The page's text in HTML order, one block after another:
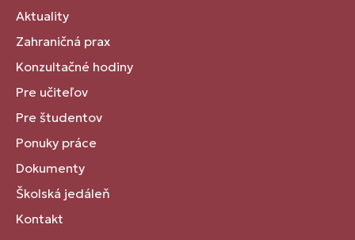
Aktuality
Zahraničná prax
Konzultačné hodiny
Pre učiteľov
Pre študentov
Ponuky práce
Dokumenty
Školská jedáleň
Kontakt